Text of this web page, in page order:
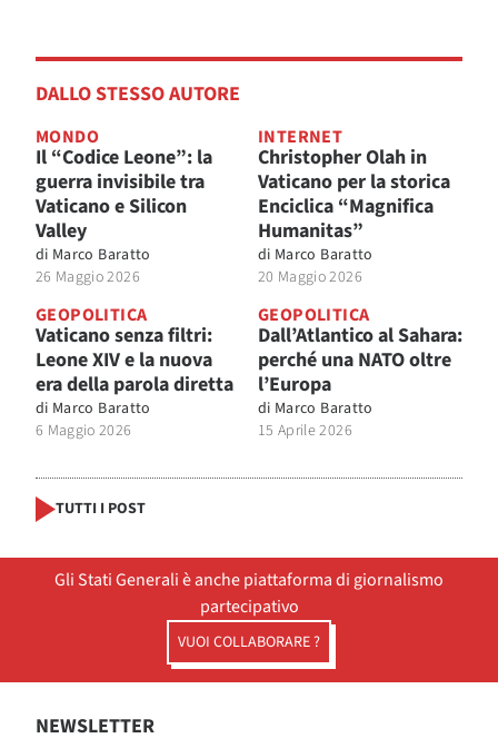
DALLO STESSO AUTORE
MONDO
Il “Codice Leone”: la
guerra invisibile tra
Vaticano e Silicon
Valley
di Marco Baratto
26 Maggio 2026
INTERNET
Christopher Olah in
Vaticano per la storica
Enciclica “Magnifica
Humanitas”
di Marco Baratto
20 Maggio 2026
GEOPOLITICA
Vaticano senza filtri:
Leone XIV e la nuova
era della parola diretta
di Marco Baratto
6 Maggio 2026
GEOPOLITICA
Dall’Atlantico al Sahara:
perché una NATO oltre
l’Europa
di Marco Baratto
15 Aprile 2026
TUTTI I POST
Gli Stati Generali è anche piattaforma di giornalismo
partecipativo
VUOI COLLABORARE ?
NEWSLETTER